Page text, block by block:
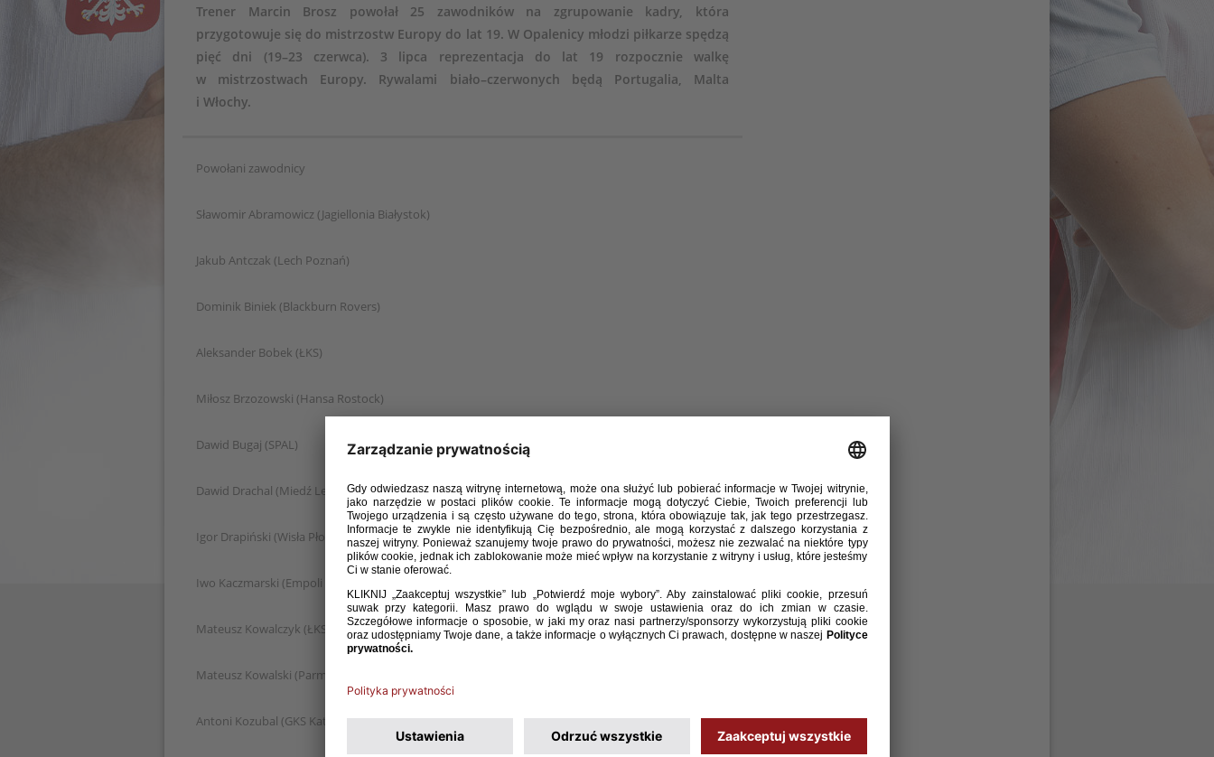
Trener Marcin Brosz powołał 25 zawodników na zgrupowanie kadry, która
przygotowuje się do mistrzostw Europy do lat 19. W Opalenicy młodzi piłkarze spędzą
pięć dni (19–23 czerwca). 3 lipca reprezentacja do lat 19 rozpocznie walkę
w mistrzostwach Europy. Rywalami biało–czerwonych będą Portugalia, Malta
i Włochy.
Powołani zawodnicy
Sławomir Abramowicz (Jagiellonia Białystok)
Jakub Antczak (Lech Poznań)
Dominik Biniek (Blackburn Rovers)
Aleksander Bobek (ŁKS)
Miłosz Brzozowski (Hansa Rostock)
Dawid Bugaj (SPAL)
Dawid Drachal (Miedź Legnica)
Igor Drapiński (Wisła Płock)
Iwo Kaczmarski (Empoli FC)
Mateusz Kowalczyk (ŁKS)
Mateusz Kowalski (Parma Calcio)
Antoni Kozubal (GKS Katowice)